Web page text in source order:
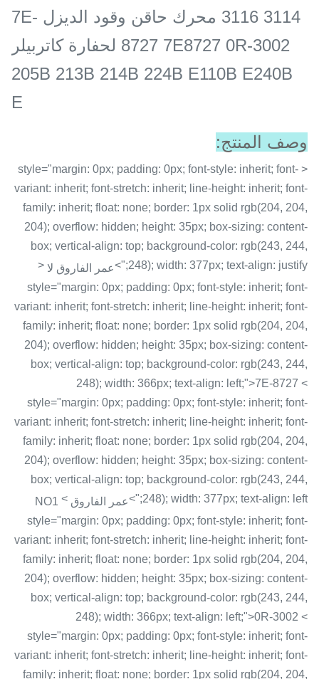
3114 3116 محرك حاقن وقود الديزل 7E-
8727 7E8727 0R-3002 لحفارة كاتربيلر
205B 213B 214B 224B E110B E240B
E
وصف المنتج:
< style="margin: 0px; padding: 0px; font-style: inherit; font-
variant: inherit; font-stretch: inherit; line-height: inherit; font-
family: inherit; float: none; border: 1px solid rgb(204, 204,
204); overflow: hidden; height: 35px; box-sizing: content-
box; vertical-align: top; background-color: rgb(243, 244,
248); width: 377px; text-align: justify;">
عمر الفاروق لا <
style="margin: 0px; padding: 0px; font-style: inherit; font-
variant: inherit; font-stretch: inherit; line-height: inherit; font-
family: inherit; float: none; border: 1px solid rgb(204, 204,
204); overflow: hidden; height: 35px; box-sizing: content-
box; vertical-align: top; background-color: rgb(243, 244,
248); width: 366px; text-align: left;">7E-8727 <
style="margin: 0px; padding: 0px; font-style: inherit; font-
variant: inherit; font-stretch: inherit; line-height: inherit; font-
family: inherit; float: none; border: 1px solid rgb(204, 204,
204); overflow: hidden; height: 35px; box-sizing: content-
box; vertical-align: top; background-color: rgb(243, 244,
248); width: 377px; text-align: left;">
عمر الفاروق NO1 <
style="margin: 0px; padding: 0px; font-style: inherit; font-
variant: inherit; font-stretch: inherit; line-height: inherit; font-
family: inherit; float: none; border: 1px solid rgb(204, 204,
204); overflow: hidden; height: 35px; box-sizing: content-
box; vertical-align: top; background-color: rgb(243, 244,
248); width: 366px; text-align: left;">0R-3002 <
style="margin: 0px; padding: 0px; font-style: inherit; font-
variant: inherit; font-stretch: inherit; line-height: inherit; font-
family: inherit; float: none; border: 1px solid rgb(204, 204,